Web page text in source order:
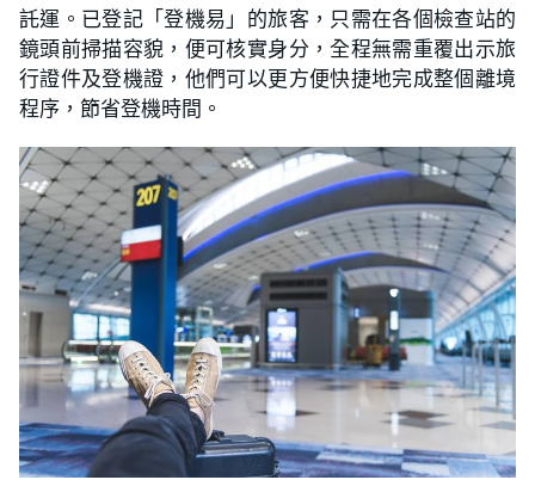
託運。已登記「登機易」的旅客，只需在各個檢查站的
鏡頭前掃描容貌，便可核實身分，全程無需重覆出示旅
行證件及登機證，他們可以更方便快捷地完成整個離境
程序，節省登機時間。